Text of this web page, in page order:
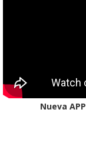
Nueva